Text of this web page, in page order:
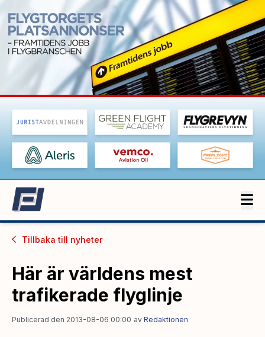
Tillbaka till nyheter
Här är världens mest
trafikerade flyglinje
Publicerad den 2013-08-06 00:00 av Redaktionen